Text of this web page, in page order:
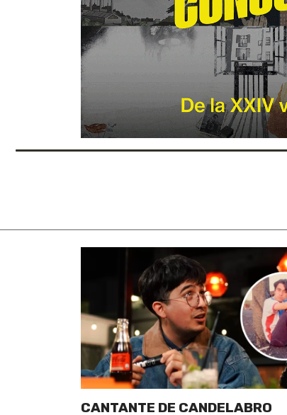
CANTANTE DE CANDELABRO